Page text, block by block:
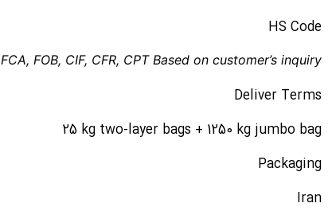
HS Code
FCA, FOB, CIF, CFR, CPT Based on customer’s inquiry
Deliver Terms
25 kg two-layer bags + 1250 kg jumbo bag
Packaging
Iran